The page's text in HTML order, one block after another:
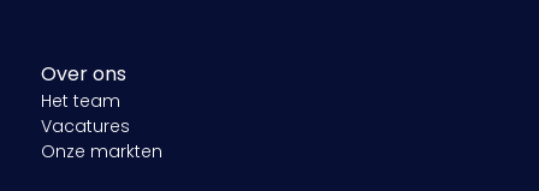
Over ons
Het team
Vacatures
Onze markten